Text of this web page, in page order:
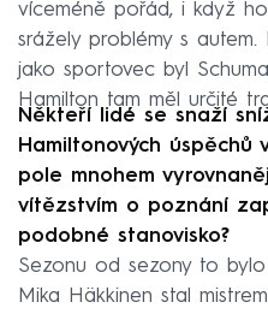
víceméně pořád, i když
srážely problémy s
jako sportovec byl
Hamilton tam měl určité
Někteří lidé se snaží
Hamiltonových
pole mnohem
vítězstvím o poznání
podobné stanovisko?
Sezonu od sezony to
Mika Häkkinen stal